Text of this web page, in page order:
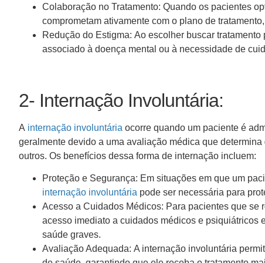
Colaboração no Tratamento: Quando os pacientes
comprometam ativamente com o plano de
Redução do Estigma: Ao escolher buscar
associado à doença mental ou à necessidade de
2- Internação Involuntária:
A internação involuntária ocorre quando um paciente é
geralmente devido a uma avaliação médica que
outros. Os benefícios dessa forma de internação incluem:
Proteção e Segurança: Em situações em que um
internação involuntária pode ser necessária para
Acesso a Cuidados Médicos: Para pacientes que se
acesso imediato a cuidados médicos e
saúde graves.
Avaliação Adequada: A internação involuntária